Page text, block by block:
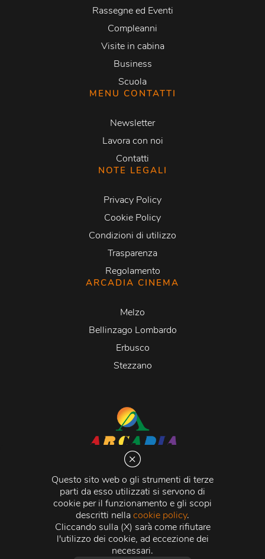
Questo sito web o gli strumenti di terze
parti da esso utilizzati si servono di
cookie per il funzionamento e gli scopi
descritti nellacookie policy.
Cliccando sulla (X) sarà come rifiutare
l'utilizzo dei cookie, ad eccezione dei
necessari.
Rassegne ed Eventi
Compleanni
Visite in cabina
Business
Scuola
MENU CONTATTI
Newsletter
Lavora con noi
Contatti
NOTE LEGALI
Privacy Policy
Cookie Policy
Condizioni di utilizzo
Trasparenza
Regolamento
ARCADIA CINEMA
Melzo
Bellinzago Lombardo
Erbusco
Stezzano
Via Martiri della Libertà 20066 Melzo (MI)
C.C.I.A.A. - R.E.A di Milano n. 1427910
Registro delle Imprese di Milano n. 338392 -
Fiscale e Partita Iva11015840157 | Capitale Sociale
500.000,00 i.v.
Credits:Crea Informatica S.r.l. 2026 © Tutti i diritti
riservati.